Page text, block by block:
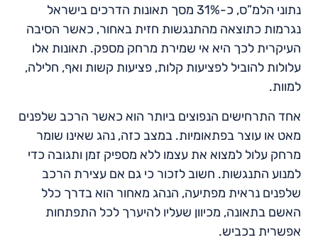
נתוני הלמ”ס, כ-31% מסך תאונות הדרכים בישראל
נגרמות כתוצאה מהתנגשות חזית באחור, כאשר הסיבה
העיקרית לכך היא אי שמירת מרחק מספק. תאונות אלו
עלולות להוביל לפציעות קלות, פציעות קשות ואף, חלילה,
למוות.
אחד התרחישים הנפוצים ביותר הוא כאשר הרכב שלפנים
מאט או עוצר בפתאומיות. במצב כזה, נהג שאינו שומר
מרחק עלול למצוא את עצמו ללא מספיק זמן ותגובה כדי
למנוע התנגשות. חשוב לזכור כי גם אם עצירת הרכב
שלפנים נראית מפתיעה, הנהג מאחור הוא בדרך כלל
האשם בתאונה, מכיוון שעליו להיערך לכל התפתחות
אפשרית בכביש.